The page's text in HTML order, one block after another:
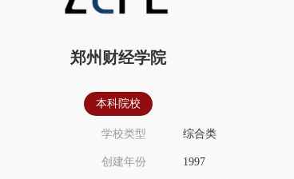
郑州财经学院
本科院校
学校类型 综合类
创建年份 1997